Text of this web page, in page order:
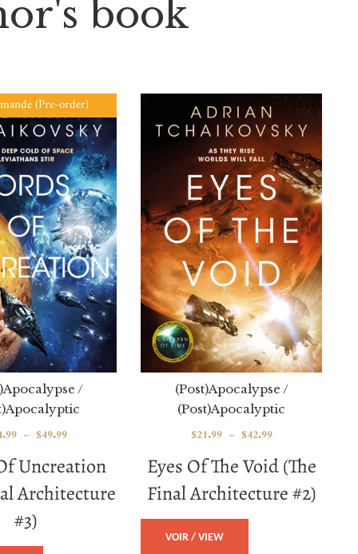
book
(Pre-order)
Uncreation
Architecture
#3)
/
– $49.99
Eyes Of The Void (The
Final Architecture #2)
(Post)Apocalypse /
(Post)Apocalyptic
$21.99 – $42.99
VOIR / VIEW